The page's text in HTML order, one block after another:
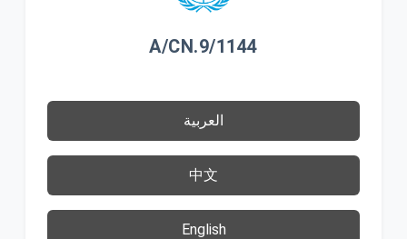
A/CN.9/1144
العربية
中文
English